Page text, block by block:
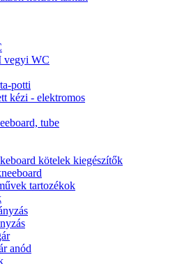
vegyi WC
potti
kézi - elektromos
tube
kötelek kiegészítők
tartozékok
anód